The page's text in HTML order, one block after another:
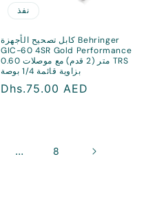
نفذ
كابل تصحيح الأجهزة Behringer
GIC-60 4SR Gold Performance
0.60 متر (2 قدم) مع موصلات TRS
بزاوية قائمة 1/4 بوصة
سعر
Dhs.75.00 AED
… 8